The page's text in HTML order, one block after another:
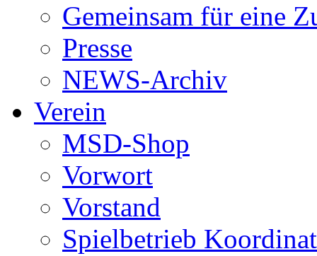
Gemeinsam für eine
Presse
NEWS-Archiv
Verein
MSD-Shop
Vorwort
Vorstand
Spielbetrieb